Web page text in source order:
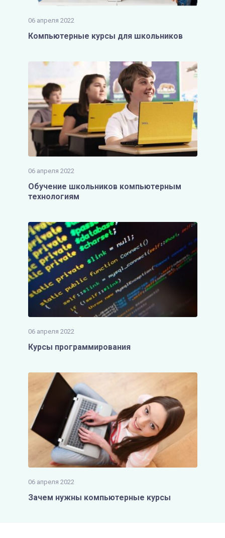
06 апреля 2022
Компьютерные курсы для школьников
06 апреля 2022
Обучение школьников компьютерным
технологиям
06 апреля 2022
Курсы программирования
06 апреля 2022
Зачем нужны компьютерные курсы